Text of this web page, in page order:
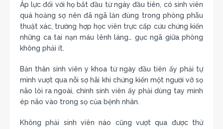
Áp lực đối với họ bắt đầu từ ngày đầu tiên, có sinh viên
quá hoảng sợ nên đã ngã lăn đùng trong phòng phẫu
thuật xác, trường hợp học viên trực cấp cứu chứng kiến
những ca tai nạn máu lênh láng… gục ngã giữa phòng
không phải ít.
Bản thân sinh viên y khoa từ ngày đầu tiên ấy phải tự
mình vượt qua nỗi sợ hãi khi chứng kiến một người vỡ sọ
não lòi ra ngoài, chính sinh viên ấy phải dùng tay mình
ép não vào trong sọ của bệnh nhân.
Không phải sinh viên nào cũng vượt qua được thử